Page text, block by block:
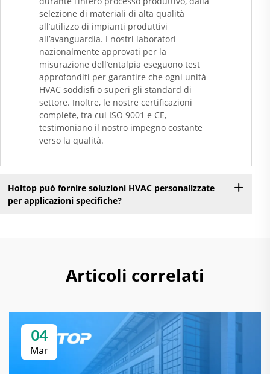
selezione di materiali di alta qualità
all’utilizzo di impianti produttivi
all’avanguardia. I nostri laboratori
nazionalmente approvati per la
misurazione dell’entalpia eseguono test
approfonditi per garantire che ogni unità
HVAC soddisfi o superi gli standard di
settore. Inoltre, le nostre certificazioni
complete, tra cui ISO 9001 e CE,
testimoniano il nostro impegno costante
verso la qualità.
Holtop può fornire soluzioni HVAC personalizzate
per applicazioni specifiche?
Articoli correlati
04
Mar